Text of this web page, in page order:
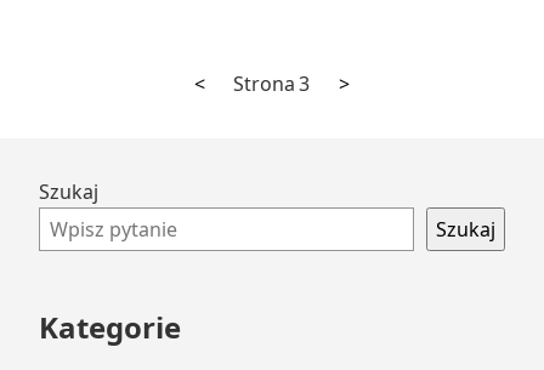
StronicowaniePoprzednia
< Strona3
Następna
>
Przejdź
do
stopki
Szukaj
Szukaj
Kategorie